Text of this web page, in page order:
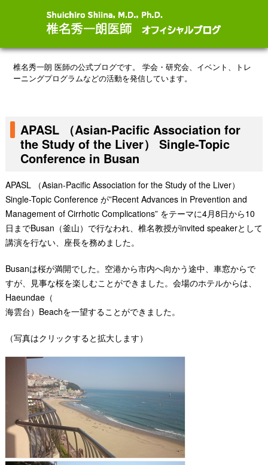
椎名秀一朗 医師の公式ブログです。
学会・研究会、イベント、トレ
ーニングプログラムなどの活動を発信しています。
APASL （Asian-Pacific Association for
the Study of the Liver） Single-Topic
Conference in Busan
APASL （Asian-Pacific Association for the Study of the Liver）
Single-Topic Conference が”Recent Advances in Prevention and
Management of Cirrhotic Complications” をテーマに4月8日から10
日までBusan（釜山）で行なわれ、椎名教授がinvited speakerとして
講演を行ない、座長を務めました。
Busanは桜が満開でした。空港から市内へ向かう途中、車窓からで
すが、見事な桜を楽しむことができました。会場のホテルからは、
Haeundae（
海雲台）Beachを一望することができました。
（写真はクリックすると拡大します）